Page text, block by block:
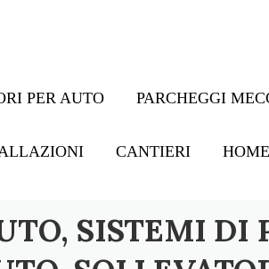
PER AUTO PARCHEGGI
CANTIERI HOME
SISTEMI DI